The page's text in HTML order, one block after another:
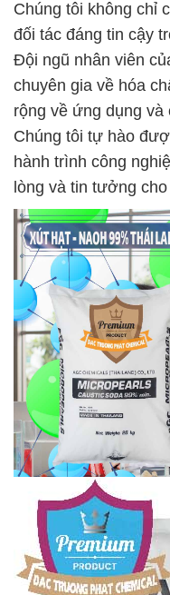
Chúng tôi không chỉ
đối tác đáng tin cậy
Đội ngũ nhân viên
chuyên gia về hóa
rộng về ứng dụng
Chúng tôi tự hào
hành trình công
lòng và tin tưởng